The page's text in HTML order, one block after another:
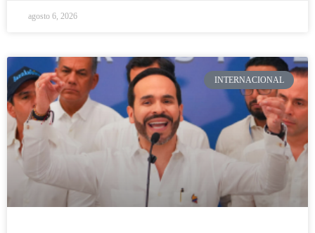
agosto 6, 2026
INTERNACIONAL